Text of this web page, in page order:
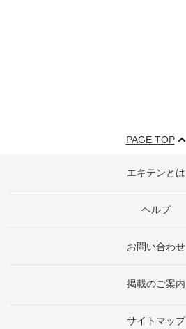
PAGE TOP
エキテンとは
ヘルプ
お問い合わせ
掲載のご案内
サイトマップ